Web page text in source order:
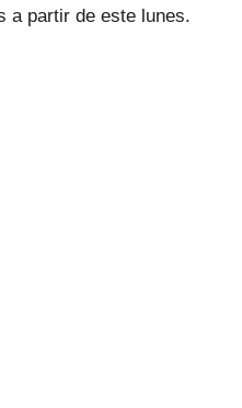
a partir de este lunes.